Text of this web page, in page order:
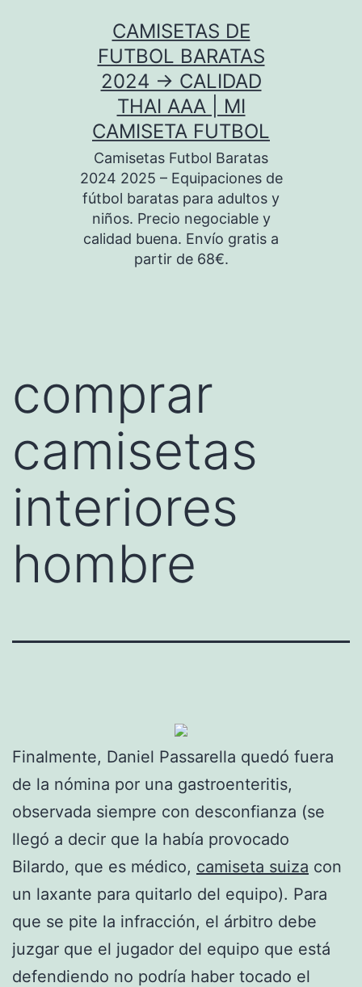
CAMISETAS DE
FUTBOL BARATAS
2024 → CALIDAD
THAI AAA | MI
CAMISETA FUTBOL
Camisetas Futbol Baratas
2024 2025 – Equipaciones de
fútbol baratas para adultos y
niños. Precio negociable y
calidad buena. Envío gratis a
partir de 68€.
comprar
camisetas
interiores
hombre
Finalmente, Daniel Passarella quedó fuera
de la nómina por una gastroenteritis,
observada siempre con desconfianza (se
llegó a decir que la había provocado
Bilardo, que es médico, camiseta suiza con
un laxante para quitarlo del equipo). Para
que se pite la infracción, el árbitro debe
juzgar que el jugador del equipo que está
defendiendo no podría haber tocado el